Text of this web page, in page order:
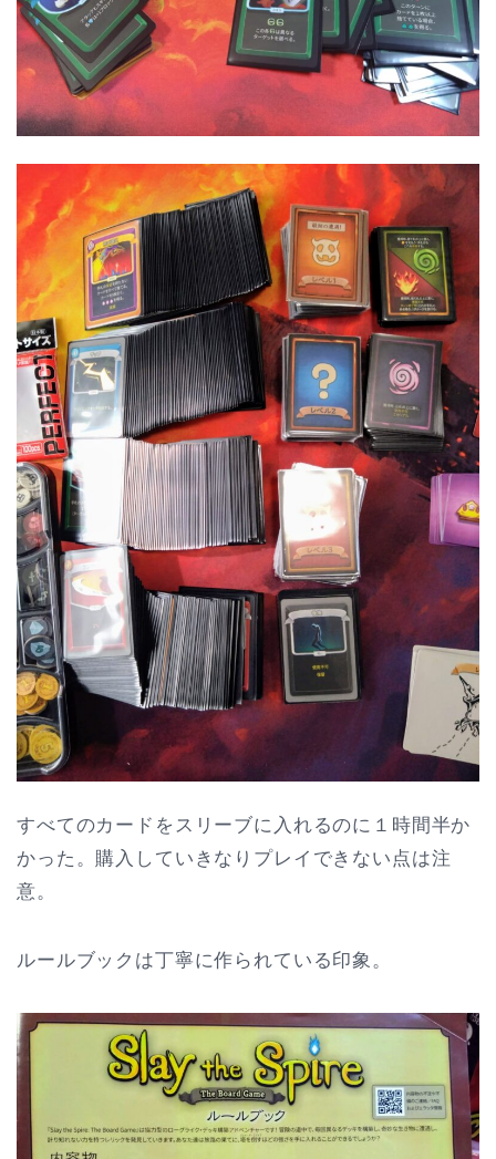
すべてのカードをスリーブに入れるのに１時間半か
かった。購入していきなりプレイできない点は注
意。
ルールブックは丁寧に作られている印象。